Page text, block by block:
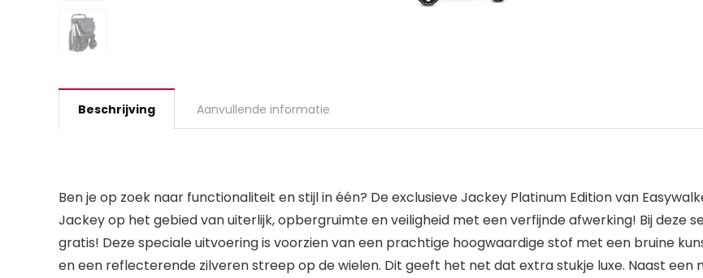
Beschrijving Aanvullende informatie
Ben je op zoek naar functionaliteit en stijl in één? De exclusieve Jackey Platinum Edition van
Jackey op het gebied van uiterlijk, opbergruimte en veiligheid met een verfijnde afwerking! Bij deze
gratis! Deze speciale uitvoering is voorzien van een prachtige hoogwaardige stof met een bruine
en een reflecterende zilveren streep op de wielen. Dit geeft het net dat extra stukje luxe. Naast